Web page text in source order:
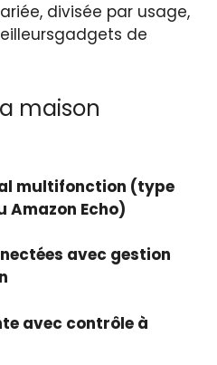
divisée par usage,
de
maison
multifonction (type
Amazon Echo)
avec gestion
avec contrôle à